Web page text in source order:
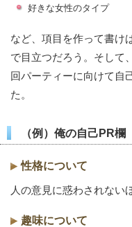
好きな女性のタイプ
など、項目を作って書け
で目立つだろう。そして
回パーティーに向けて自
た。
（例）俺の自己PR欄
性格について
人の意見に惑わされない
趣味について